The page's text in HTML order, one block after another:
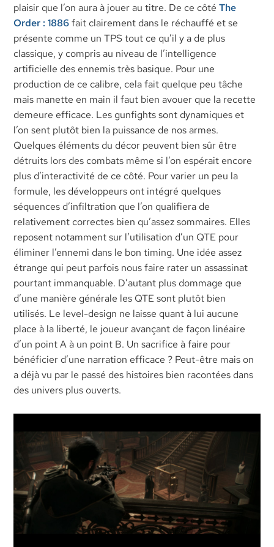
plaisir que l’on aura à jouer au titre. De ce côtéThe
Order : 1886fait clairement dans le réchauffé et se
présente comme un TPS tout ce qu’il y a de plus
classique, y compris au niveau de l’intelligence
artificielle des ennemis très basique. Pour une
production de ce calibre, cela fait quelque peu tâche
mais manette en main il faut bien avouer que la recette
demeure efficace. Les gunfights sont dynamiques et
l’on sent plutôt bien la puissance de nos armes.
Quelques éléments du décor peuvent bien sûr être
détruits lors des combats même si l’on espérait encore
plus d’interactivité de ce côté. Pour varier un peu la
formule, les développeurs ont intégré quelques
séquences d’infiltration que l’on qualifiera de
relativement correctes bien qu’assez sommaires. Elles
reposent notamment sur l’utilisation d’un QTE pour
éliminer l’ennemi dans le bon timing. Une idée assez
étrange qui peut parfois nous faire rater un assassinat
pourtant immanquable. D’autant plus dommage que
d’une manière générale les QTE sont plutôt bien
utilisés. Le level-design ne laisse quant à lui aucune
place à la liberté, le joueur avançant de façon linéaire
d’un point A à un point B. Un sacrifice à faire pour
bénéficier d’une narration efficace ? Peut-être mais on
a déjà vu par le passé des histoires bien racontées dans
des univers plus ouverts.